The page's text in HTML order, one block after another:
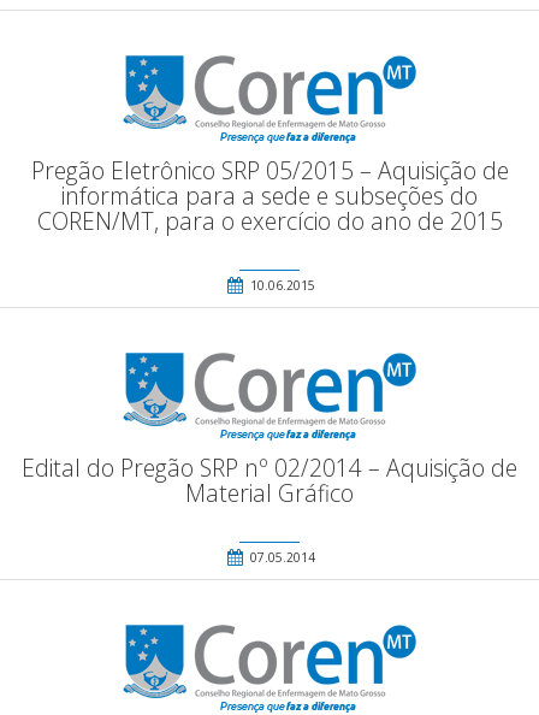
Pregão Eletrônico SRP 05/2015 – Aquisição de
informática para a sede e subseções do
COREN/MT, para o exercício do ano de 2015
10.06.2015
Edital do Pregão SRP nº 02/2014 – Aquisição de
Material Gráfico
07.05.2014